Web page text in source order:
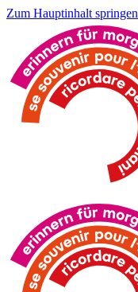
Zum Hauptinhalt springen